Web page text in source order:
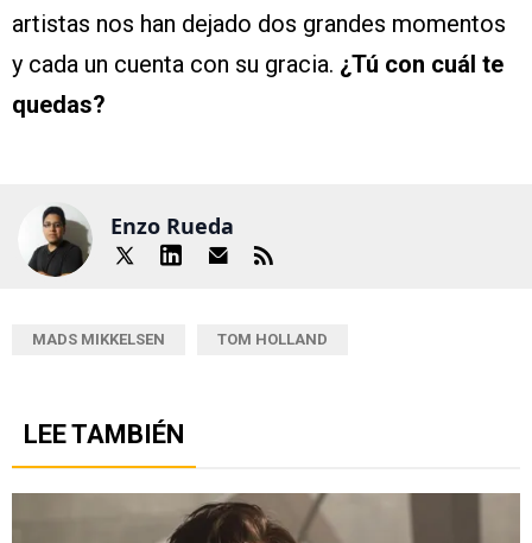
artistas nos han dejado dos grandes momentos
y cada un cuenta con su gracia. ¿Tú con cuál te
quedas?
Enzo Rueda
MADS MIKKELSEN TOM HOLLAND
LEE TAMBIÉN